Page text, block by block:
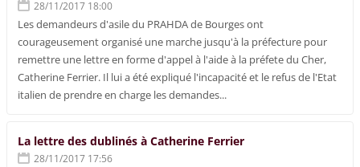
28/11/2017 18:00
Les demandeurs d'asile du PRAHDA de Bourges ont
courageusement organisé une marche jusqu'à la préfecture pour
remettre une lettre en forme d'appel à l'aide à la préfete du Cher,
Catherine Ferrier. Il lui a été expliqué l'incapacité et le refus de l'Etat
italien de prendre en charge les demandes...
La lettre des dublinés à Catherine Ferrier
28/11/2017 17:56